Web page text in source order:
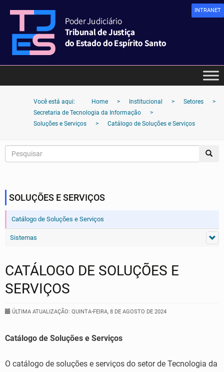
INTRANET
Você está aqui: Home > Institucional > Setores
>
Secretaria de Tecnologia da Informação
>
Soluções e Serviços
> Catálogo de Soluções e Serviços
SOLUÇÕES E SERVIÇOS
Catálogo de Soluções e Serviços
Sistemas
CATÁLOGO DE SOLUÇÕES E
SERVIÇOS
ÚLTIMA ATUALIZAÇÃO: QUINTA-FEIRA, 8 DE AGOSTO DE 2024
Catálogo de Soluções e Serviços
O catálogo de soluções e serviços do setor de Tecnologia da